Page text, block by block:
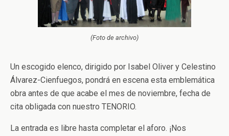
(Foto de archivo)
Un escogido elenco, dirigido por Isabel Oliver y Celestino
Álvarez-Cienfuegos, pondrá en escena esta emblemática
obra antes de que acabe el mes de noviembre, fecha de
cita obligada con nuestro TENORIO.
La entrada es libre hasta completar el aforo. ¡Nos